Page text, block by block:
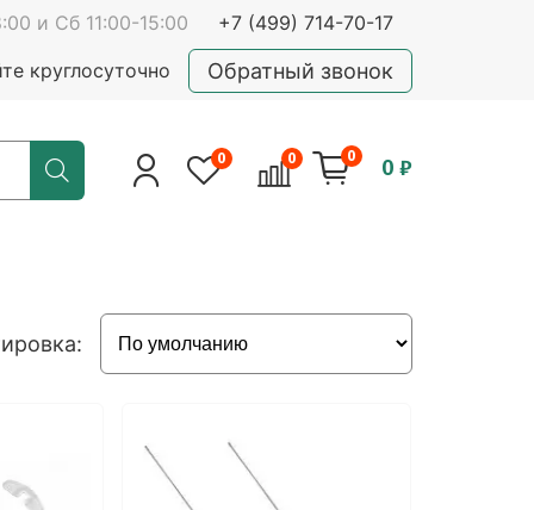
и Сб 11:00-15:00 +7 (499) 714-70-17
круглосуточно Обратный звонок
0 0 0 0 ₽